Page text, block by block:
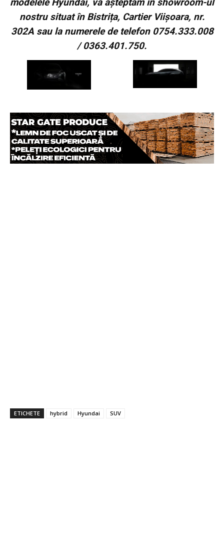
modelele Hyundai, vă așteptăm în showroom-ul
nostru situat în Bistrița, Cartier Viișoara, nr.
302A sau la numerele de telefon 0754.333.008
/ 0363.401.750.
ETICHETE hybrid Hyundai SUV